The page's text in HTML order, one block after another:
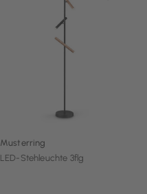
Musterring
LED-Stehleuchte 3flg